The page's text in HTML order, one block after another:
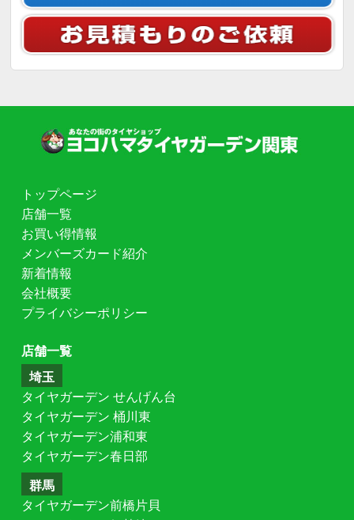
トップページ
店舗一覧
お買い得情報
メンバーズカード紹介
新着情報
会社概要
プライバシーポリシー
店舗一覧
埼玉
タイヤガーデン せんげん台
タイヤガーデン 桶川東
タイヤガーデン浦和東
タイヤガーデン春日部
群馬
タイヤガーデン前橋片貝